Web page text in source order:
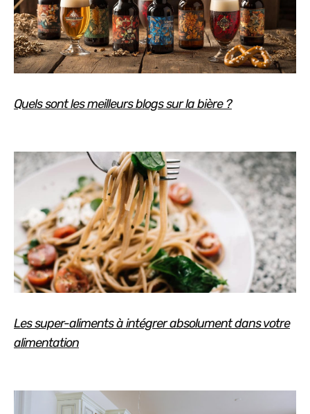
Quels sont les meilleurs blogs sur la bière ?
Les super-aliments à intégrer absolument dans votre
alimentation